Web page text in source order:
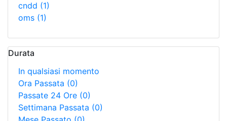
cndd (1)
oms (1)
Durata
In qualsiasi momento
Ora Passata (0)
Passate 24 Ore (0)
Settimana Passata (0)